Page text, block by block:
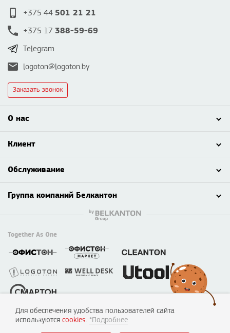
+375 44 501 21 21
+375 17 388-59-69
Telegram
logoton@logoton.by
Заказать звонок
О нас
Клиент
Обслуживание
Группа компаний Белкантон
© 2003 - 2026 ООО «Смартон», Логотон™
220138, г. Минск, пер. Липковский, д. 22, каб. 50
Together As One
Для обеспечения удобства пользователей сайта
используются cookies. *Подробнее